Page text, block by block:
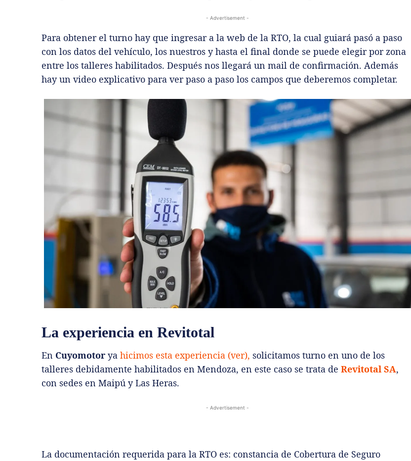
- Advertisement -
Para obtener el turno hay que ingresar a la web de la RTO, la cual guiará pasó a paso
con los datos del vehículo, los nuestros y hasta el final donde se puede elegir por zona
entre los talleres habilitados. Después nos llegará un mail de confirmación. Además
hay un video explicativo para ver paso a paso los campos que deberemos completar.
La experiencia en Revitotal
En Cuyomotor ya hicimos esta experiencia (ver), solicitamos turno en uno de los
talleres debidamente habilitados en Mendoza, en este caso se trata de Revitotal SA,
con sedes en Maipú y Las Heras.
- Advertisement -
La documentación requerida para la RTO es: constancia de Cobertura de Seguro